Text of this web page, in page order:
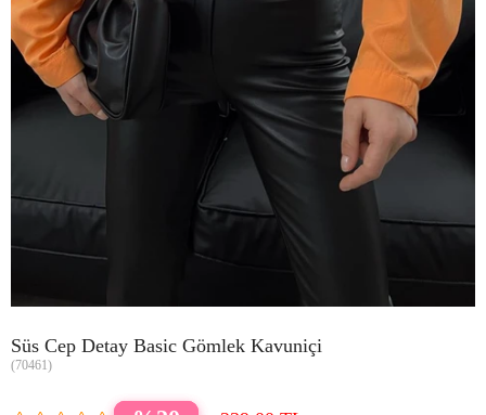
Süs Cep Detay Basic Gömlek Kavuniçi
(70461)